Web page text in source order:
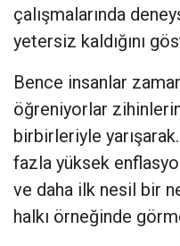
çalışmalarında
yetersiz kaldığını
Bence insanlar
öğreniyorlar
birbirleriyle
fazla yüksek
ve daha ilk nesil bir
halkı örneğinde